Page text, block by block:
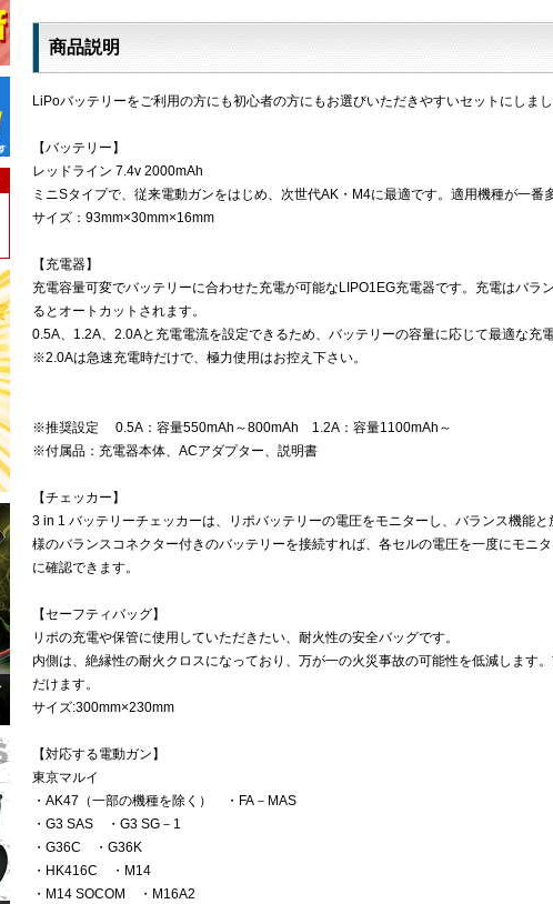
商品説明
LiPoバッテリーをご利用の方にも初心者の方にもお選びいただきやすいセットにしまし
【バッテリー】
レッドライン 7.4v 2000mAh
ミニSタイプで、従来電動ガンをはじめ、次世代AK・M4に最適です。適用機種が一番
サイズ：93mm×30mm×16mm
【充電器】
充電容量可変でバッテリーに合わせた充電が可能なLIPO1EG充電器です。充電はバラ
るとオートカットされます。
0.5A、1.2A、2.0Aと充電電流を設定できるため、バッテリーの容量に応じて最適な充電
※2.0Aは急速充電時だけで、極力使用はお控え下さい。
※推奨設定 0.5A：容量550mAh～800mAh 1.2A：容量1100mAh～
※付属品：充電器本体、ACアダプター、説明書
【チェッカー】
3 in 1 バッテリーチェッカーは、リポバッテリーの電圧をモニターし、バランス機能
様のバランスコネクター付きのバッテリーを接続すれば、各セルの電圧を一度にモニ
に確認できます。
【セーフティバッグ】
リポの充電や保管に使用していただきたい、耐火性の安全バッグです。
内側は、絶縁性の耐火クロスになっており、万が一の火災事故の可能性を低減します
だけます。
サイズ:300mm×230mm
【対応する電動ガン】
東京マルイ
・AK47（一部の機種を除く） ・FA－MAS
・G3 SAS ・G3 SG－1
・G36C ・G36K
・HK416C ・M14
・M14 SOCOM ・M16A2